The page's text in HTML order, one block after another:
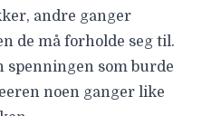
andre ganger
de må forholde seg til.
spenningen som burde
noen ganger like